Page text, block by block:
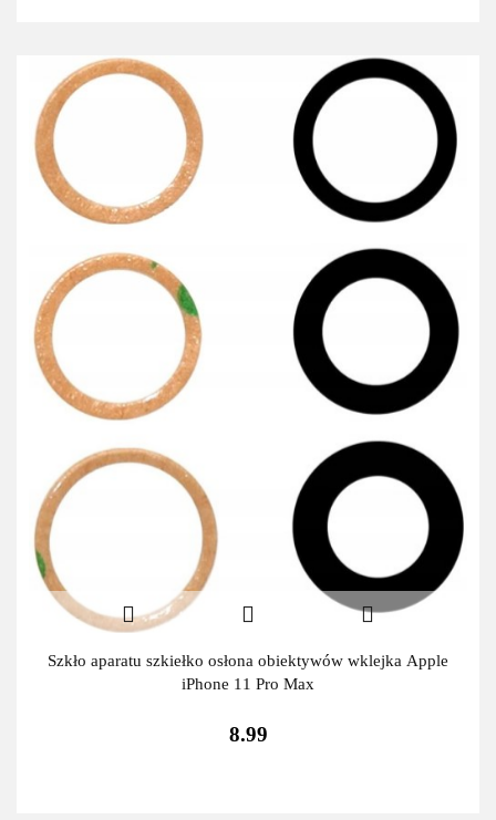
Szkło aparatu szkiełko osłona obiektywów wklejka Apple
iPhone 11 Pro Max
8.99